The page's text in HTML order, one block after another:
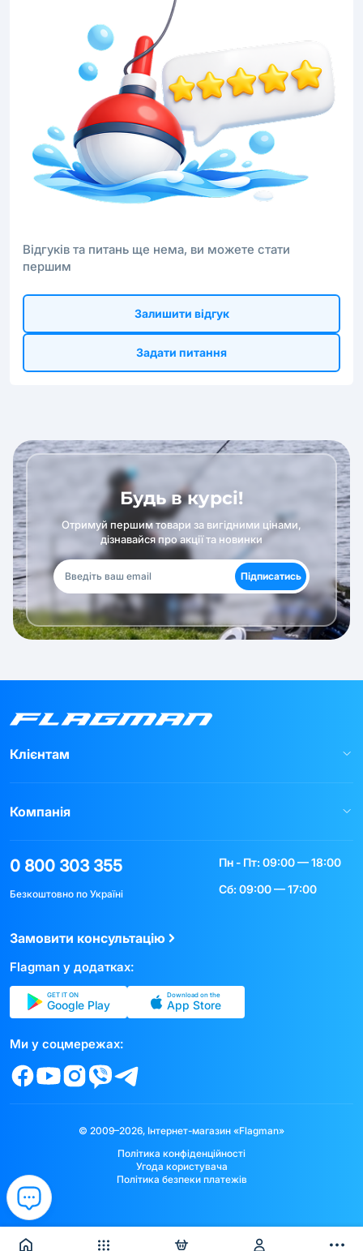
Відгуків та питань ще нема, ви можете стати
першим
Залишити відгук
Задати питання
Будь в курсі!
Отримуй першим товари за вигідними цінами,
дізнавайся про акції та новинки
Підписатись
Клієнтам
Компанія
0 800 303 355
Безкоштовно по Україні
Пн - Пт: 09:00 — 18:00
Сб: 09:00 — 17:00
Замовити консультацію
Flagman у додатках:
GET IT ON
Google Play
Download on the
App Store
Ми у соцмережах:
© 2009–2026, Інтернет-магазин «Flagman»
Політика конфіденційності
Угода користувача
Політика безпеки платежів